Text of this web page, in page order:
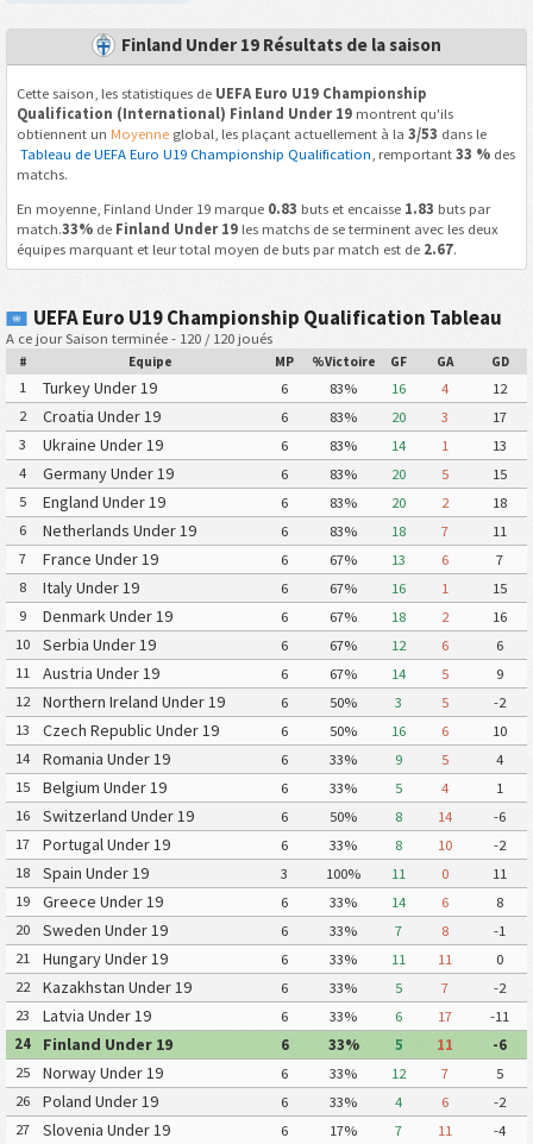
Finland Under 19 Résultats de la saison
Cette saison, les statistiques de UEFA Euro U19 Championship
Qualification (International) Finland Under 19montrent qu'ils
obtiennent un Moyenneglobal, les plaçant actuellement à la 3/53 dans le
Tableau de UEFA Euro U19 Championship Qualification , remportant 33 %des
matchs.
En moyenne, Finland Under 19 marque 0.83 buts et encaisse 1.83 buts par
match.33%de Finland Under 19les matchs de se terminent avec les deux
équipes marquant et leur total moyen de buts par match est de 2.67.
UEFA Euro U19 Championship Qualification Tableau
A ce jour Saison terminée - 120 / 120 joués
# Equipe MP %Victoire GF GA GD
1 Turkey Under 19 6 83% 16 4
12
2
Croatia Under 19 6 83% 20 3
17
3
Ukraine Under 19 6 83% 14 1
13
4
Germany Under 19 6 83% 20 5
15
5
England Under 19 6 83% 20 2
18
6
Netherlands Under 19 6 83% 18 7
11
7
France Under 19 6 67% 13 6
7
8
Italy Under 19 6 67% 16 1
15
9
Denmark Under 19 6 67% 18 2
16
10
Serbia Under 19 6 67% 12 6
6
11
Austria Under 19 6 67% 14 5
9
12
Northern Ireland Under 19 6 50% 3 5
-2
13
Czech Republic Under 19 6 50% 16 6
10
14
Romania Under 19 6 33% 9 5
4
15
Belgium Under 19 6 33% 5 4
1
16
Switzerland Under 19 6 50% 8 14
-6
17
Portugal Under 19 6 33% 8 10
-2
18
Spain Under 19 3 100% 11 0
11
19
Greece Under 19 6 33% 14 6
8
20
Sweden Under 19 6 33% 7 8
-1
21
Hungary Under 19 6 33% 11 11
0
22
Kazakhstan Under 19 6 33% 5 7
-2
23
Latvia Under 19 6 33% 6 17
-11
24
Finland Under 19 6 33% 5 11
-6
25
Norway Under 19 6 33% 12 7
5
26
Poland Under 19 6 33% 4 6
-2
27
Slovenia Under 19 6 17% 7 11
-4